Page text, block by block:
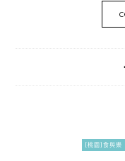
[桃園]食與樂